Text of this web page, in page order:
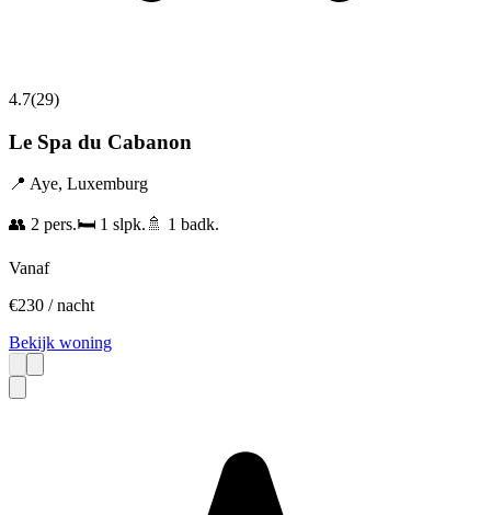
4.7(29)
Le Spa du Cabanon
📍 Aye, Luxemburg
👥 2 pers.🛏️ 1 slpk. 🚿 1 badk.
Vanaf
€230 / nacht
Bekijk woning